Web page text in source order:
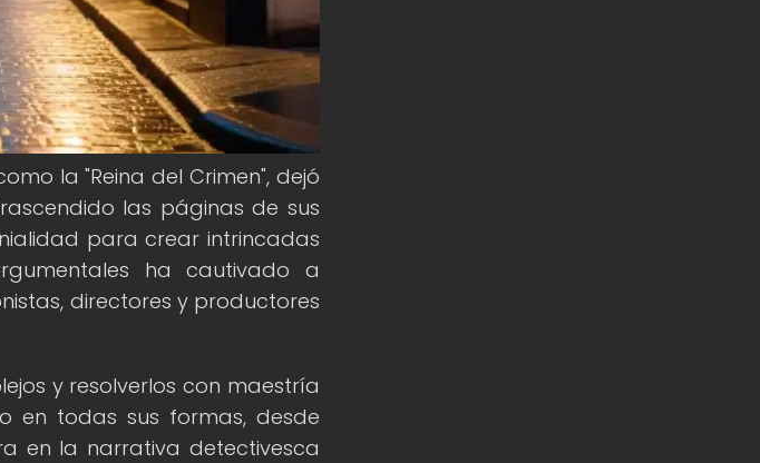
la "Reina del Crimen", dejó
las páginas de sus
para crear intrincadas
ha cautivado a
directores y productores
y resolverlos con maestría
en todas sus formas, desde
en la narrativa detectivesca